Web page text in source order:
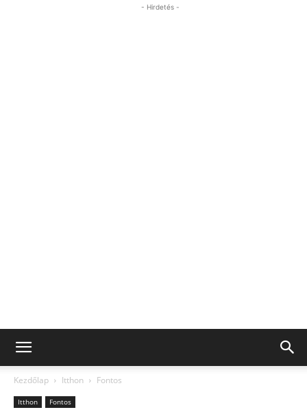
- Hirdetés -
Kezdőlap Itthon Fontos
Itthon Fontos